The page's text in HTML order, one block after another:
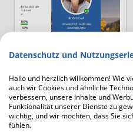
Datenschutz und
Hallo und herzlich willkommen! Wie
auch wir Cookies und ähnliche
verbessern, unsere Inhalte und
Funktionalität unserer Dienste zu
wichtig, und wir möchten, dass Sie
fühlen.